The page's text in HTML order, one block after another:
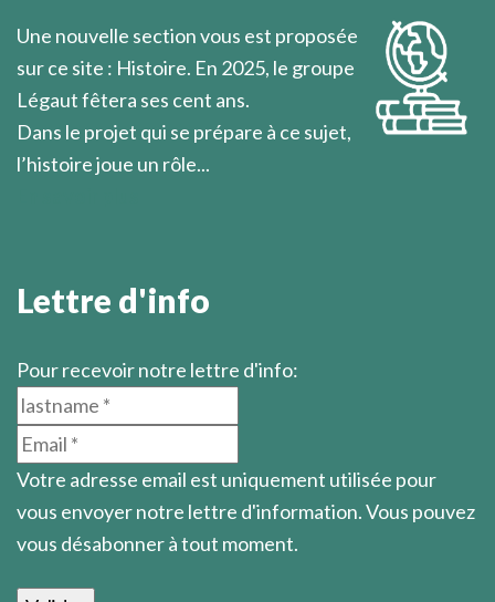
Une nouvelle section vous est proposée
sur ce site : Histoire. En 2025, le groupe
Légaut fêtera ses cent ans.
Dans le projet qui se prépare à ce sujet,
l’histoire joue un rôle...
Lettre d'info
Pour recevoir notre lettre d'info:
Votre adresse email est uniquement utilisée pour
vous envoyer notre lettre d'information. Vous pouvez
vous désabonner à tout moment.